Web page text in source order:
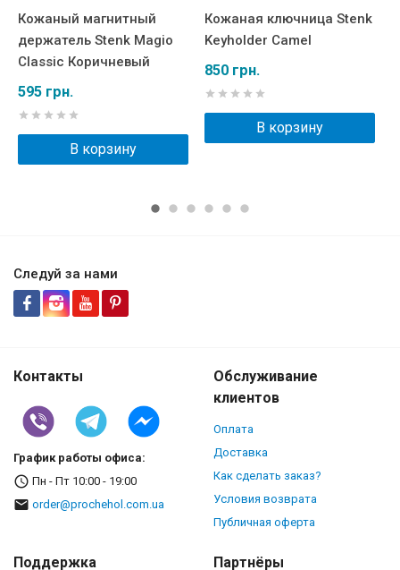
Кожаный магнитный
держатель Stenk Magio
Classic Коричневый
595 грн.
В корзину
Кожаная ключница Stenk
Keyholder Camel
850 грн.
В корзину
Следуй за нами
Контакты
График работы офиса:
Пн - Пт 10:00 - 19:00
order@prochehol.com.ua
Обслуживание
клиентов
Оплата
Доставка
Как сделать заказ?
Условия возврата
Публичная оферта
Поддержка Партнёры